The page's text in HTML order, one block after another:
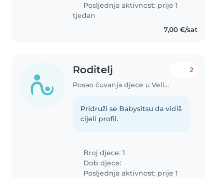
Posljednja aktivnost: prije 1
tjedan
7,00 €/sat
Roditelj
Posao čuvanja djece u Velika Gorica
2
Pridruži se Babysitsu da vidiš
cijeli profil.
Broj djece: 1
Dob djece:
Posljednja aktivnost: prije 1